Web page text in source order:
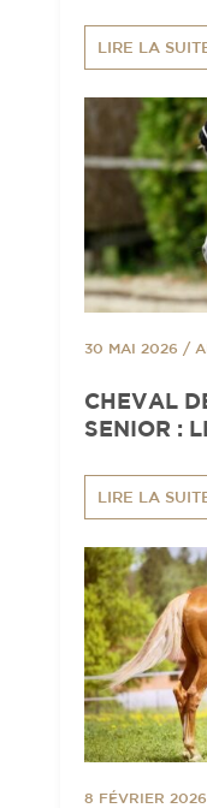
LIRE LA
30 MAI 2026 /
CHEVAL
SENIOR :
LIRE LA
8 FÉVRIER 2026